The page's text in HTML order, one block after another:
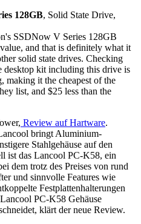
128GB, Solid State Drive,
SSDNow V Series 128GB
and that is definitely what it
solid state drives. Checking
desktop kit including this drive is
making it the cheapest of the
list, and $25 less than the
Review auf Hartware.
bringt Aluminium-
Stahlgehäuse auf den
ist das Lancool PC-K58, ein
dem trotz des Preises von rund
und sinnvolle Features wie
Festplattenhalterungen
PC-K58 Gehäuse
klärt der neue Review.